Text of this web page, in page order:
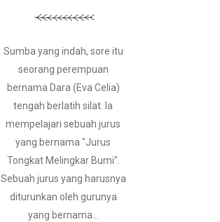
Sumba yang indah, sore itu
seorang perempuan
bernama Dara (Eva Celia)
tengah berlatih silat. Ia
mempelajari sebuah jurus
yang bernama "Jurus
Tongkat Melingkar Bumi".
Sebuah jurus yang harusnya
diturunkan oleh gurunya
yang bernama...